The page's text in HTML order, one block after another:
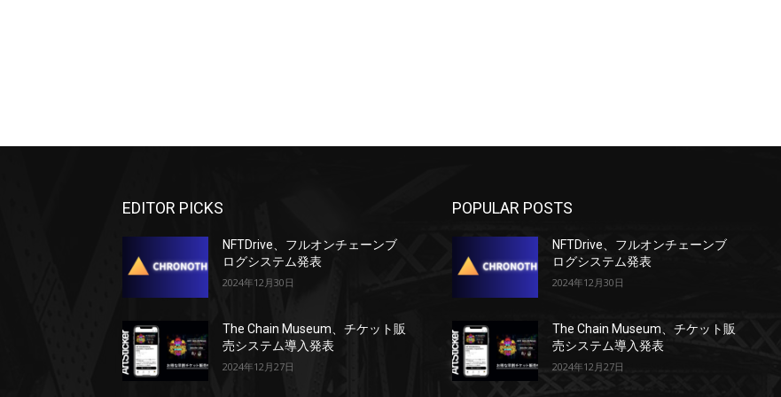
EDITOR PICKS
NFTDrive、フルオンチェーンブ
ログシステム発表
2024年12月30日
The Chain Museum、チケット販
売システム導入発表
2024年12月27日
POPULAR POSTS
NFTDrive、フルオンチェーンブ
ログシステム発表
2024年12月30日
The Chain Museum、チケット販
売システム導入発表
2024年12月27日